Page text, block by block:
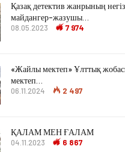
Қазақ детектив жанрының
майдангер-жазушы…
08.05.2023 7 974
«Жайлы мектеп» Ұлттық
мектеп…
06.11.2024 2 497
ҚАЛАМ МЕН ҒАЛАМ
04.11.2023 6 867